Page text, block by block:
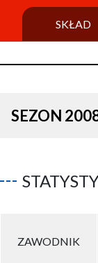
SKŁAD
SEZON
ZAWODNIK